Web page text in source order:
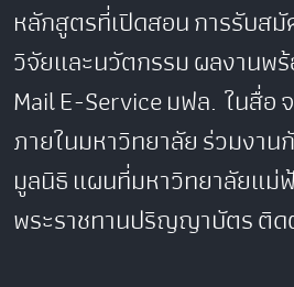
หลักสูตรที่เปิดสอนการรับส
วิจัยและนวัตกรรมผลงานพ
MailE-Serviceมฟล. ในสื่อ
ภายในมหาวิทยาลัยร่วมงาน
มูลนิธิแผนที่มหาวิทยาลัยแม่
พระราชทานปริญญาบัตรติ